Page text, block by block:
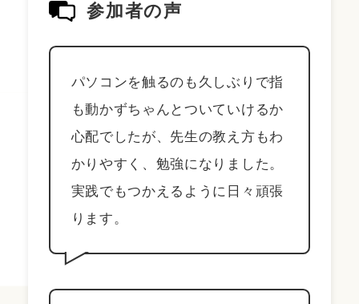
参加者の声
パソコンを触るのも久しぶりで指
も動かずちゃんとついていけるか
心配でしたが、先生の教え方もわ
かりやすく、勉強になりました。
実践でもつかえるように日々頑張
ります。